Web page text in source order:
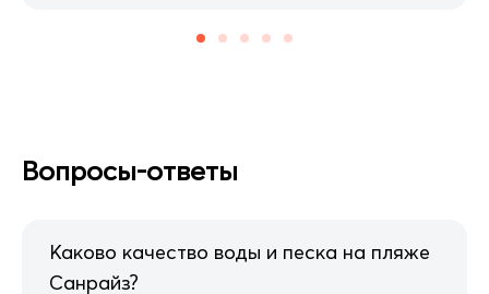
Вопросы-ответы
Каково качество воды и песка на пляже
Санрайз?